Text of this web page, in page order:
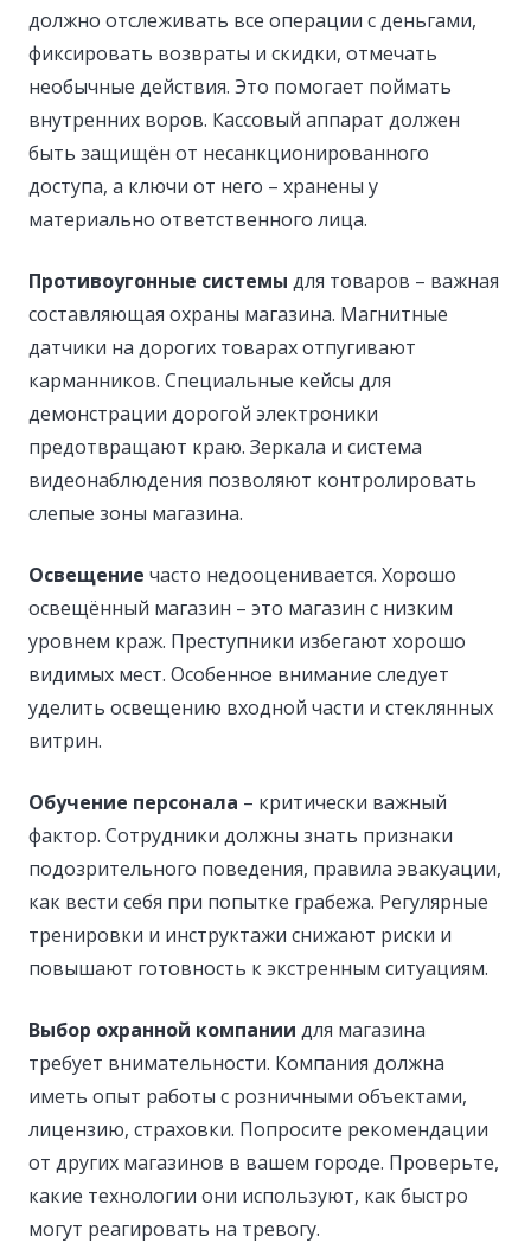
должно отслеживать все операции с деньгами,
фиксировать возвраты и скидки, отмечать
необычные действия. Это помогает поймать
внутренних воров. Кассовый аппарат должен
быть защищён от несанкционированного
доступа, а ключи от него – хранены у
материально ответственного лица.
Противоугонные системы для товаров – важная
составляющая охраны магазина. Магнитные
датчики на дорогих товарах отпугивают
карманников. Специальные кейсы для
демонстрации дорогой электроники
предотвращают краю. Зеркала и система
видеонаблюдения позволяют контролировать
слепые зоны магазина.
Освещение часто недооценивается. Хорошо
освещённый магазин – это магазин с низким
уровнем краж. Преступники избегают хорошо
видимых мест. Особенное внимание следует
уделить освещению входной части и стеклянных
витрин.
Обучение персонала – критически важный
фактор. Сотрудники должны знать признаки
подозрительного поведения, правила эвакуации,
как вести себя при попытке грабежа. Регулярные
тренировки и инструктажи снижают риски и
повышают готовность к экстренным ситуациям.
Выбор охранной компании для магазина
требует внимательности. Компания должна
иметь опыт работы с розничными объектами,
лицензию, страховки. Попросите рекомендации
от других магазинов в вашем городе. Проверьте,
какие технологии они используют, как быстро
могут реагировать на тревогу.